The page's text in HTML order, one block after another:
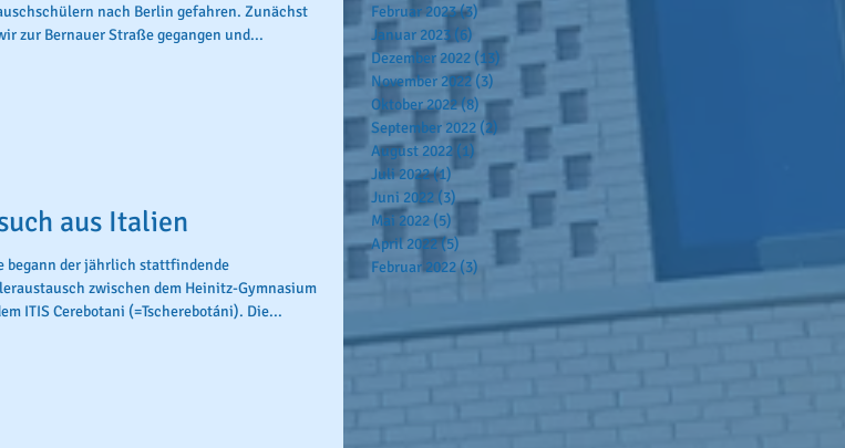
nach Berlin gefahren. Zunächst
zur Bernauer Straße gegangen und...
aus Italien
begann der jährlich stattfindende
zwischen dem Heinitz-Gymnasium
ITIS Cerebotani (=Tscherebotáni). Die...
Februar 2023(3)3 Beiträge
Januar 2023 (6) 6 Beiträge
Dezember 2022 (13) 13 Beiträge
November 2022 (3)
Oktober 2022(8) 8 Beiträge
September 2022 (2) 2 Beiträge
August 2022 (1)
Juli 2022(1)1 Beitrag
Juni 2022 (3)3 Beiträge
Mai 2022 (5)
April 2022 (5)
Februar 2022 (3) 3 Beiträge